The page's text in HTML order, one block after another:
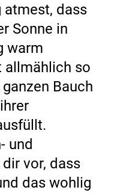
atmest, dass
Sonne in
warm
allmählich so
Bauch
und
vor, dass
das wohlig